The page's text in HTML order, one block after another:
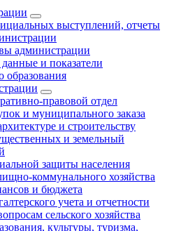
выступлений, отчеты
администрации
и показатели
образования
правовой отдел
и муниципального заказа
и строительству
и земельный
защиты населения
коммунального хозяйства
и бюджета
учета и отчетности
сельского хозяйства
культуры, туризма,